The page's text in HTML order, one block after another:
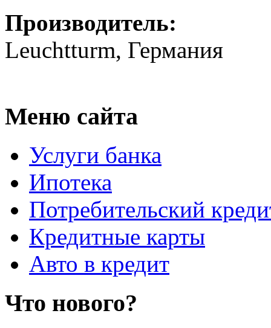
Производитель:
Leuchtturm, Германия
Меню сайта
Услуги банка
Ипотека
Потребительский
Кредитные карты
Авто в кредит
Что нового?